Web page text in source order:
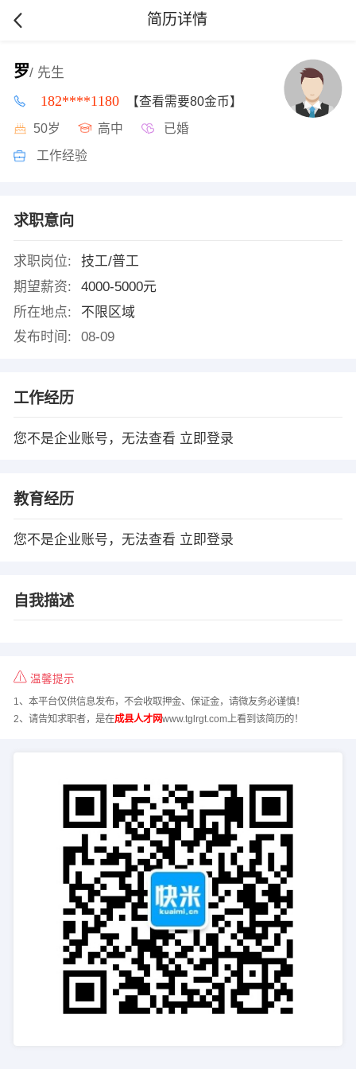
简历详情
罗/ 先生
182****1180 【查看需要80金币】
50岁 高中 已婚
工作经验
求职意向
求职岗位:
技工/普工
期望薪资:
4000-5000元
所在地点:
不限区域
发布时间:
08-09
工作经历
您不是企业账号，无法查看 立即登录
教育经历
您不是企业账号，无法查看 立即登录
自我描述
温馨提示
1、本平台仅供信息发布，不会收取押金、保证金，请微友务必谨慎！
2、请告知求职者，是在成县人才网www.tglrgt.com上看到该简历的！